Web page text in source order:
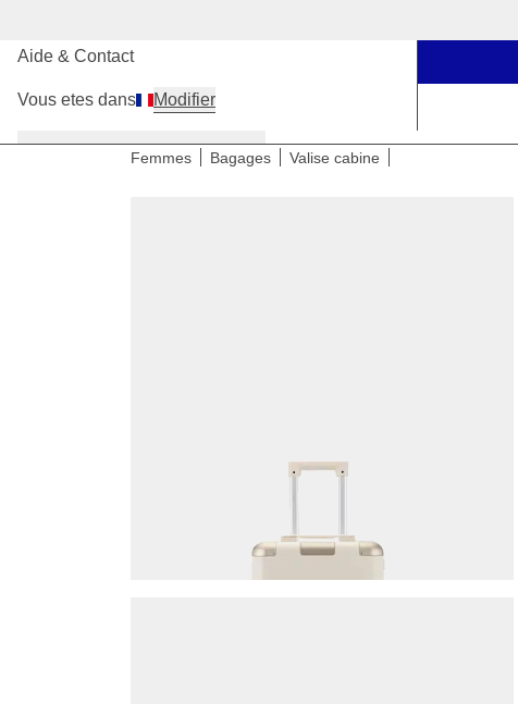
Hommes Enfants
Aide & Contact
Vous etes dans Modifier
Femmes Bagages Valise cabine